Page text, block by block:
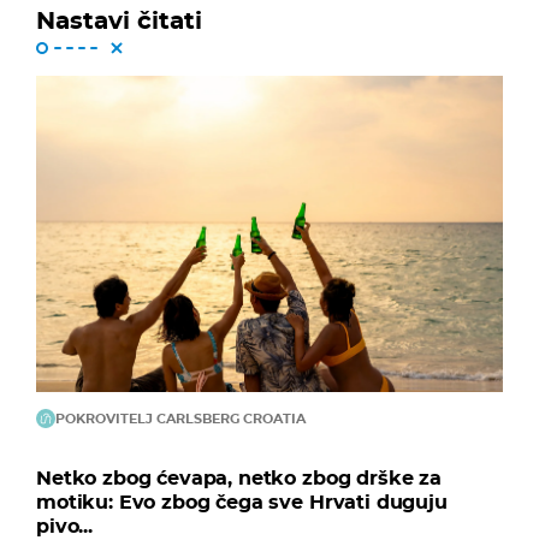
Nastavi čitati
POKROVITELJ CARLSBERG CROATIA
Netko zbog ćevapa, netko zbog drške za
motiku: Evo zbog čega sve Hrvati duguju
pivo...